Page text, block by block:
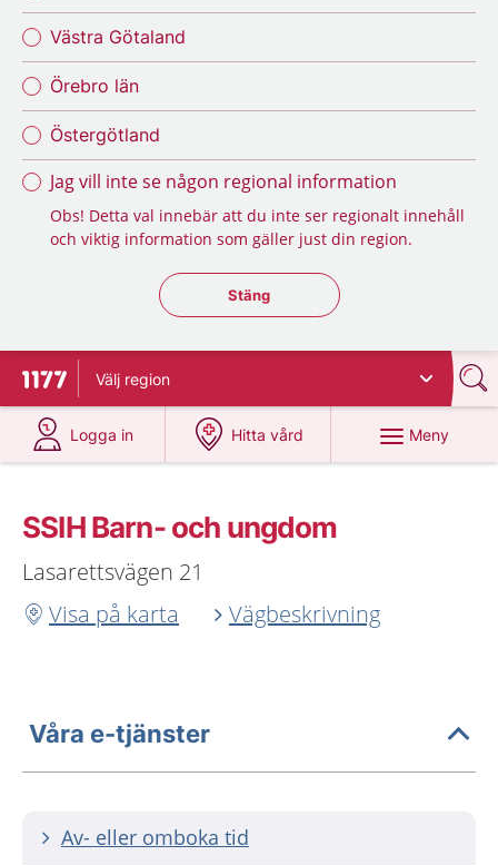
Västra Götaland
Örebro län
Östergötland
Jag vill inte se någon regional information
Obs! Detta val innebär att du inte ser regionalt innehåll
och viktig information som gäller just din region.
Stäng regionsväljaren
Stäng
Till startsidan för 1177
Välj region
Logga in
på 1177.se
Hitta vård
på 1177.se
Meny
SSIH Barn- och ungdom
Lasarettsvägen 21
Visa på karta
Vägbeskrivning
Våra e-tjänster
Av- eller omboka tid